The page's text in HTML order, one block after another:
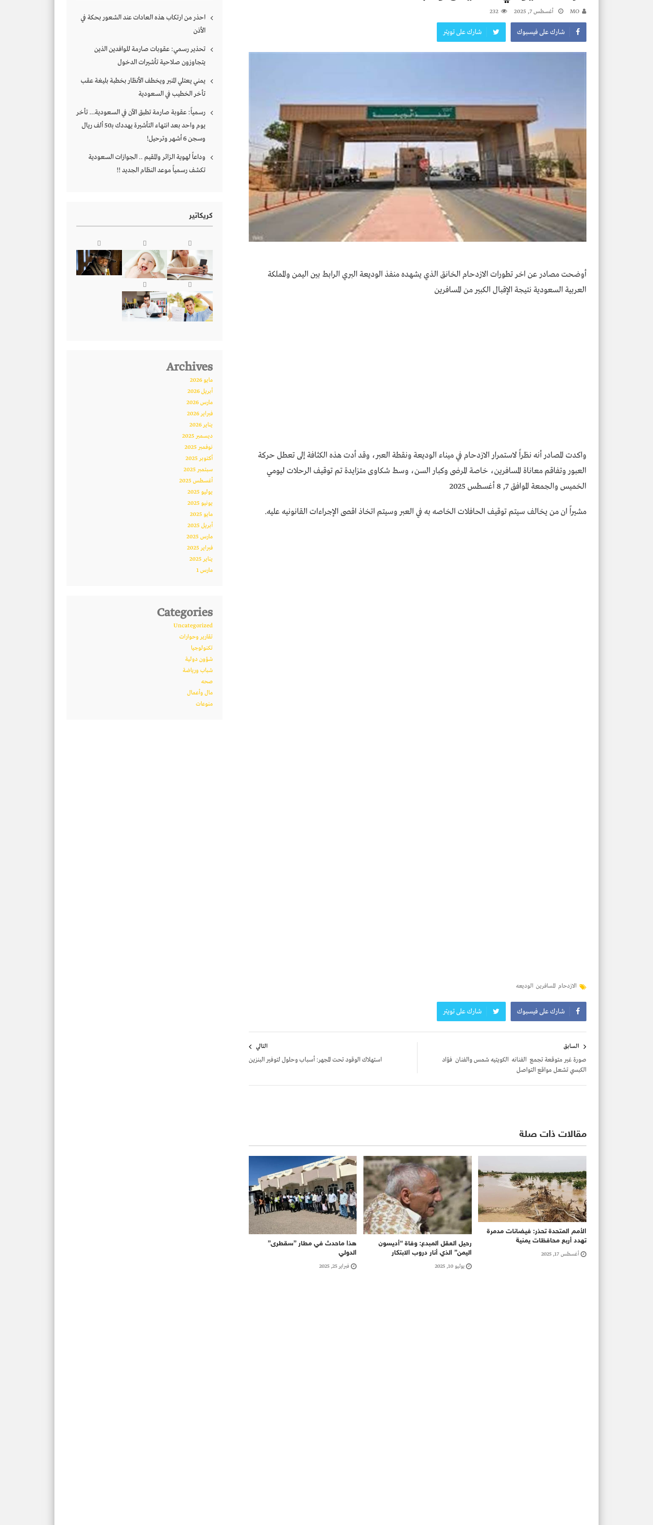
MO أغسطس 7, 2025 232
شارك على فيسبوك شارك على تويتر
أوضحت مصادر عن اخر تطورات الازدحام الخانق الذي يشهده منفذ الوديعة البري الرابط بين اليمن والمملكة
العربية السعودية نتيجة الإقبال الكبير من المسافرين
واكدت المصادر أنه نظراً لاستمرار الازدحام في ميناء الوديعة ونقطة العبر، وقد أدت هذه الكثافة إلى تعطل حركة
العبور وتفاقم معاناة المسافرين، خاصة المرضى وكبار السن، وسط شكاوى متزايدة تم توقيف الرحلات ليومي
الخميس والجمعة الموافق 7, 8 أغسطس 2025
مشيراً ان من يخالف سيتم توقيف الحافلات الخاصه به في العبر وسيتم اتخاذ اقصى الإجراءات القانونيه عليه.
الازدحام المسافرين الوديعه
شارك على فيسبوك شارك على تويتر
المقالات
السابق
صورة غير متوقعة تجمع الفنانه الكويتيه شمس والفنان فؤاد
الكبسي تشعل مواقع التواصل
التالي
استهلاك الوقود تحت المجهر: أسباب وحلول لتوفير البنزين
مقالات ذات صلة
الأمم المتحدة تحذر: فيضانات مدمرة
تهدد أربع محافظات يمنية
أغسطس 17, 2025
رحيل العقل المبدع: وفاة “أديسون
اليمن” الذي أنار دروب الابتكار
يوليو 10, 2025
هذا ماحدث في مطار ”سقطرى”
الدولي
فبراير 25, 2025
احذر من ارتكاب هذه العادات عند الشعور بحكة في
الأذن
تحذير رسمي: عقوبات صارمة للوافدين الذين
يتجاوزون صلاحية تأشيرات الدخول
يمني يعتلي المنبر ويخطف الأنظار بخطبة بليغة عقب
تأخر الخطيب في السعودية
رسمياً: عقوبة صارمة تطبق الآن في السعودية… تأخر
يوم واحد بعد انتهاء التأشيرة يهددك بـ50 ألف ريال
وسجن 6 أشهر وترحيل!
وداعاً لهوية الزائر والمقيم .. الجوازات السعودية
تكشف رسمياً موعد النظام الجديد !!
كريكاتير
Archives
مايو 2026
أبريل 2026
مارس 2026
فبراير 2026
يناير 2026
ديسمبر 2025
نوفمبر 2025
أكتوبر 2025
سبتمبر 2025
أغسطس 2025
يوليو 2025
يونيو 2025
مايو 2025
أبريل 2025
مارس 2025
فبراير 2025
يناير 2025
مارس 1
Categories
Uncategorized
تقارير وحوارات
تكنولوجيا
شؤون دولية
شباب ورياضة
صحه
مال وأعمال
منوعات